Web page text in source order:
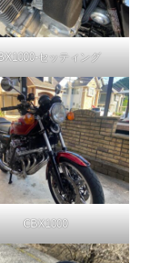
セッティング
CBX1000